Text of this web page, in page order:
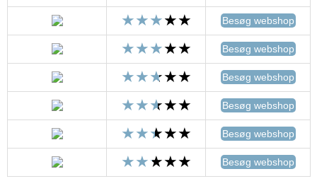
Besøg webshop
Besøg webshop
Besøg webshop
Besøg webshop
Besøg webshop
Besøg webshop